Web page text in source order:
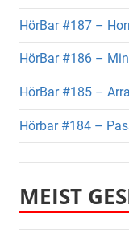
HörBar #187 –
HörBar #186 –
HörBar #185 –
Hörbar #184 –
MEIST